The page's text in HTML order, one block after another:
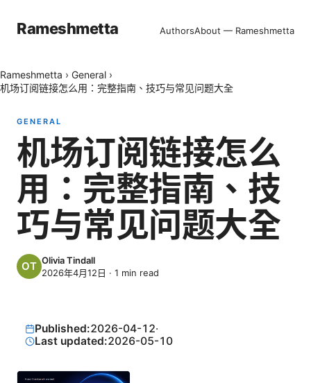
Rameshmetta AuthorsAbout — Rameshmetta
Rameshmetta › General ›
机场订阅链接怎么用：完整指南、技巧与常见问题大全
GENERAL
机场订阅链接怎么
用：完整指南、技
巧与常见问题大全
Olivia Tindall
2026年4月12日 · 1 min read
Published:2026-04-12·
Last updated:2026-05-10